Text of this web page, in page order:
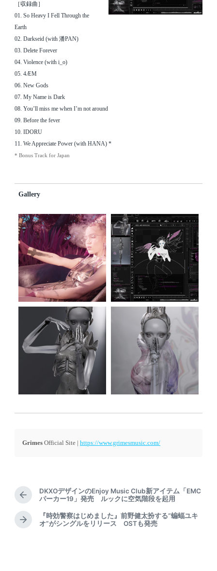
［収録曲］
01. So Heavy I Fell Through the
Earth
02. Darkseid (with 潘PAN)
03. Delete Forever
04. Violence (with i_o)
05. 4ÆM
06. New Gods
07. My Name is Dark
08. You’ll miss me when I’m not around
09. Before the fever
10. IDORU
11. We Appreciate Power (with HANA) *
* Bonus Track for Japan
Gallery
Grimes Official Site | https://www.grimesmusic.com/
P
r
e
v
DKXOデザインのEnjoy Music Club新アイテム「EMC
パーカー19」発売 ルックに空気階段を起用
N
『時効警察はじめました』前野健太扮する“蝙蝠ユキ
オ”がシングルをリリース OSTも発売